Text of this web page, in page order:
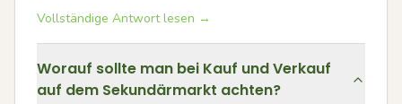
Vollständige Antwort lesen →
Worauf sollte man bei Kauf und Verkauf
auf dem Sekundärmarkt achten?